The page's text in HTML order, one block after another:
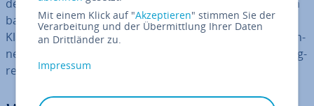
der auf einer großen Anzahl von Ent­schei­dungs­bäu­men
basiert. Er gehört zu den zu­ver­läs­sigs­ten Methoden für
Klas­si­fi­ka­ti­on und Re­gres­si­on. Besonders für An­fän­ge­rin­
nen und Anfänger bietet er eine Mög­lich­keit, erste er­folg­
rei­che Modelle zu ent­wi­ckeln.
Mit einem Klick auf "Akzeptieren" stimmen Sie der
Verarbeitung und der Übermittlung Ihrer Daten
an Drittländer zu.
Impressum